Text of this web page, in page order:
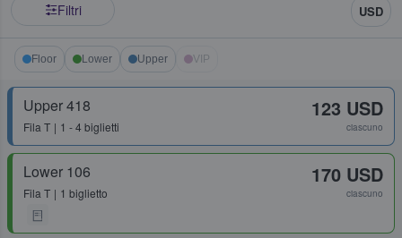
Filtri USD
Floor Lower Upper VIP
Upper 418
Fila T 1 - 4 biglietti
123 USD
ciascuno
Lower 106
Fila T 1 biglietto
170 USD
ciascuno